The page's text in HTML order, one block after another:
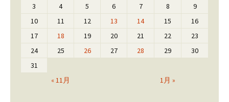
« 11月 1月 »
3 4 5 6 7 8
9
10
11 12 13 14 15
16
17
18 19 20 21 22
23
24
25 26 27 28 29
30
31